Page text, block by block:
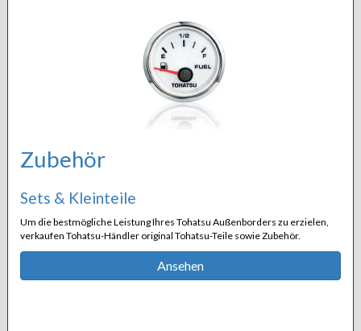
Zubehör
Sets & Kleinteile
Um die bestmögliche Leistung Ihres Tohatsu Außenborders zu erzielen,
verkaufen Tohatsu-Händler original Tohatsu-Teile sowie Zubehör.
Ansehen